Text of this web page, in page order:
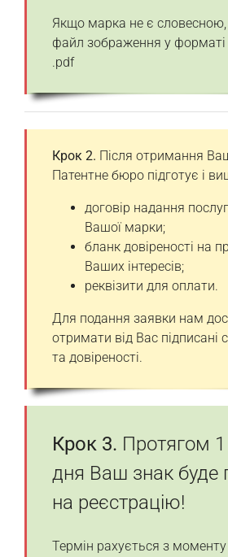
Якщо марка не є словесною,
файл зображення у форматі
.pdf
Крок 2. Після отримання
Патентне бюро підготує і
договір надання
Вашої марки;
бланк довіреності на
Ваших інтересів;
реквізити для оплати.
Для подання заявки нам
отримати від Вас підписані
та довіреності.
Крок 3. Протягом
дня Ваш знак буде
на реєстрацію!
Термін рахується з